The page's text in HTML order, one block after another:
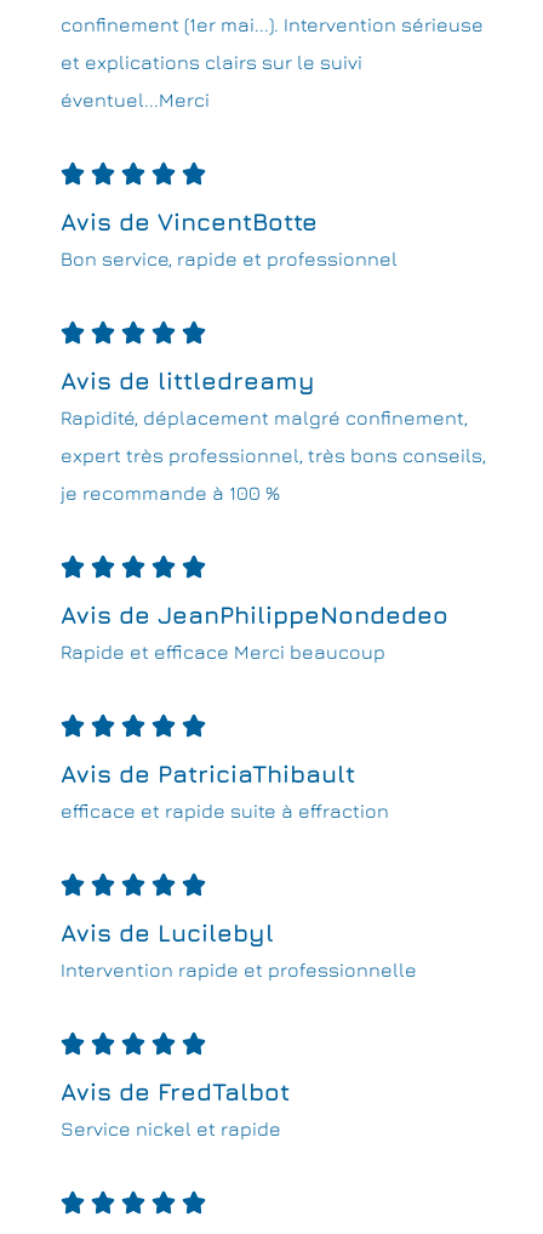
confinement (1er mai...). Intervention sérieuse
et explications clairs sur le suivi
éventuel...Merci
    
Avis de VincentBotte
Bon service, rapide et professionnel
    
Avis de littledreamy
Rapidité, déplacement malgré confinement,
expert très professionnel, très bons conseils,
je recommande à 100 %
    
Avis de JeanPhilippeNondedeo
Rapide et efficace Merci beaucoup
    
Avis de PatriciaThibault
efficace et rapide suite à effraction
    
Avis de Lucilebyl
Intervention rapide et professionnelle
    
Avis de FredTalbot
Service nickel et rapide
    